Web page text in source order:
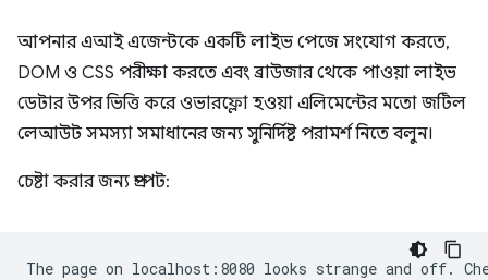
আপনার এআই এজেন্টকে একটি লাইভ পেজে সংযোগ করতে,
DOM ও CSS পরীক্ষা করতে এবং ব্রাউজার থেকে পাওয়া লাইভ
ডেটার উপর ভিত্তি করে ওভারফ্লো হওয়া এলিমেন্টের মতো জটিল
লেআউট সমস্যা সমাধানের জন্য সুনির্দিষ্ট পরামর্শ নিতে বলুন।
চেষ্টা করার জন্য প্রম্পট: